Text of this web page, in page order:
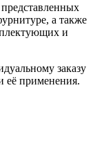
а также
и
заказу
её применения.